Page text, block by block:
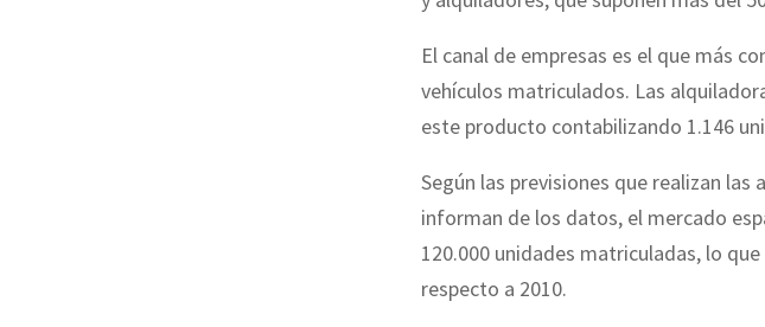
El canal de empresas es el que más
vehículos matriculados. Las
este producto contabilizando 1.146
Según las previsiones que realizan las
informan de los datos, el mercado
120.000 unidades matriculadas, lo
respecto a 2010.